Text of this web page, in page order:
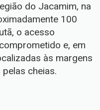
do Jacamim, na
100
o acesso
e, em
às margens
cheias.